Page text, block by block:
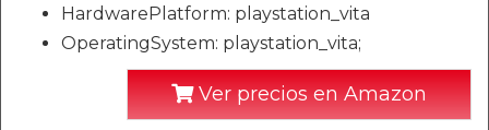
HardwarePlatform: playstation_vita
OperatingSystem: playstation_vita;
Ver precios en Amazon